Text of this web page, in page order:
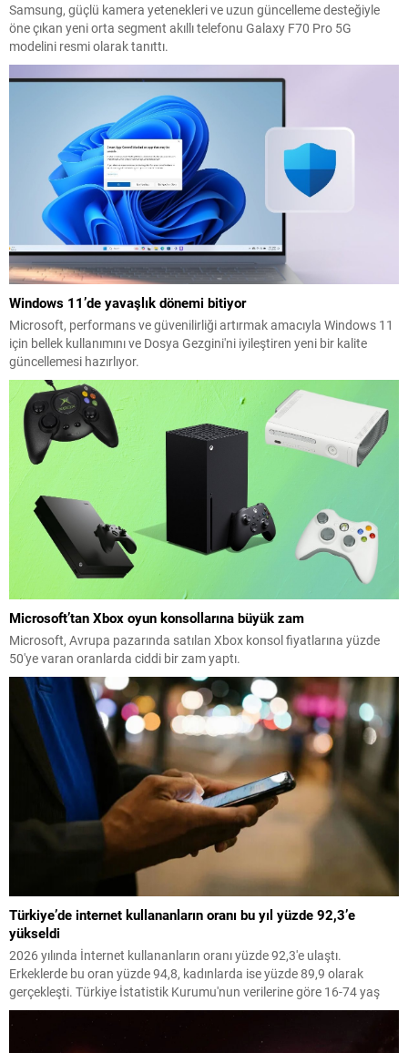
Samsung, güçlü kamera yetenekleri ve uzun güncelleme desteğiyle
öne çıkan yeni orta segment akıllı telefonu Galaxy F70 Pro 5G
modelini resmi olarak tanıttı.
Windows 11’de yavaşlık dönemi bitiyor
Microsoft, performans ve güvenilirliği artırmak amacıyla Windows 11
için bellek kullanımını ve Dosya Gezgini'ni iyileştiren yeni bir kalite
güncellemesi hazırlıyor.
Microsoft’tan Xbox oyun konsollarına büyük zam
Microsoft, Avrupa pazarında satılan Xbox konsol fiyatlarına yüzde
50'ye varan oranlarda ciddi bir zam yaptı.
Türkiye’de internet kullananların oranı bu yıl yüzde 92,3’e
yükseldi
2026 yılında İnternet kullananların oranı yüzde 92,3'e ulaştı.
Erkeklerde bu oran yüzde 94,8, kadınlarda ise yüzde 89,9 olarak
gerçekleşti. Türkiye İstatistik Kurumu'nun verilerine göre 16-74 yaş
aralığındaki bireyler arasında İnternet kullanımı artış gösterdi.